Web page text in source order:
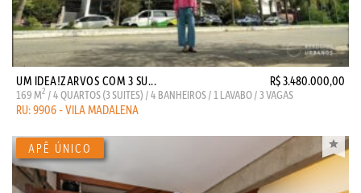
UM IDEA!ZARVOS COM 3 SU... R$ 3.480.000,00
169 M2 / 4 QUARTOS (3 SUITES) / 4 BANHEIROS / 1 LAVABO / 3 VAGAS
RU: 9906 - VILA MADALENA